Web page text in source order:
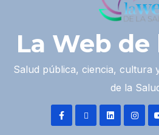
La Web de
Salud pública, ciencia, cultura
de la